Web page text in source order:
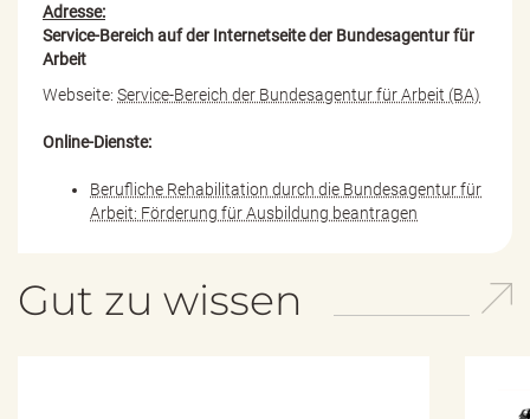
Adresse:
Service-Bereich auf der Internetseite der Bundesagentur für
Arbeit
Webseite: Service-Bereich der Bundesagentur für Arbeit (BA)
Online-Dienste:
Berufliche Rehabilitation durch die Bundesagentur für
Arbeit: Förderung für Ausbildung beantragen
Gut zu wissen